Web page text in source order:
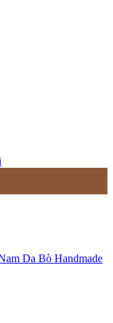
Da Bò Handmade